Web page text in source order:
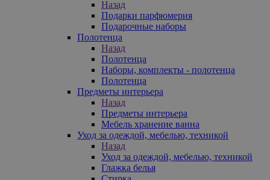
Назад
Подарки парфюмерия
Подарочные наборы
Полотенца
Назад
Полотенца
Наборы, комплекты - полотенца
Полотенца
Предметы интерьера
Назад
Предметы интерьера
Мебель хранение ванна
Уход за одеждой, мебелью, техникой
Назад
Уход за одеждой, мебелью, техникой
Глажка белья